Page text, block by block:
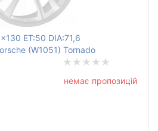
ET:50 DIA:71,6
(W1051) Tornado
немає пропозицій